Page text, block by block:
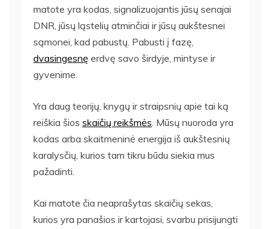
matote yra kodas, signalizuojantis jūsų senajai
DNR, jūsų ląstelių atminčiai ir jūsų aukštesnei
sąmonei, kad pabustų. Pabusti į fazę,
dvasingesnę erdvę savo širdyje, mintyse ir
gyvenime.
Yra daug teorijų, knygų ir straipsnių apie tai ką
reiškia šios skaičių reikšmės. Mūsų nuoroda yra
kodas arba skaitmeninė energija iš aukštesnių
karalysčių, kurios tam tikru būdu siekia mus
pažadinti.
Kai matote čia neaprašytas skaičių sekas,
kurios yra panašios ir kartojasi, svarbu prisijungti